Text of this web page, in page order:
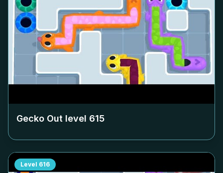
Gecko Out level 615
Level 616